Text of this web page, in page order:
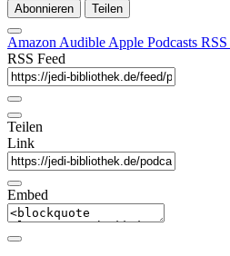
Abonnieren Teilen
AmazonAudibleApple Podcasts RSS
RSS Feed
Teilen
Link
Embed